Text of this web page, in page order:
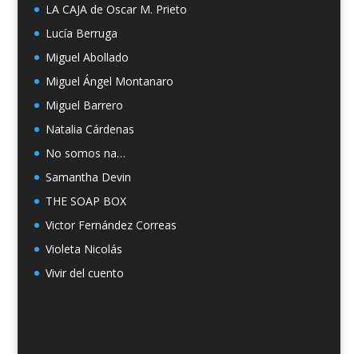
LA CAJA de Oscar M. Prieto
Lucía Berruga
Miguel Abollado
Miguel Ángel Montanaro
Miguel Barrero
Natalia Cárdenas
No somos na…
Samantha Devin
THE SOAP BOX
Victor Fernández Correas
Violeta Nicolás
Vivir del cuento